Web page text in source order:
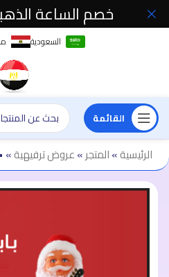
السعودية
القائمة
الرئيسية»المتجر»عروض ترفيهية»
خصم الساعة